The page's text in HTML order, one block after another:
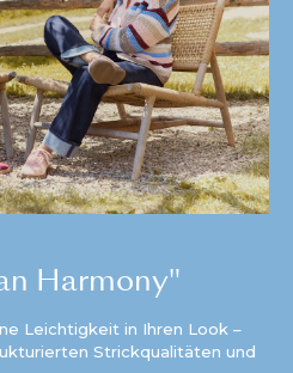
Harmony"
Leichtigkeit in Ihren Look –
Strickqualitäten und